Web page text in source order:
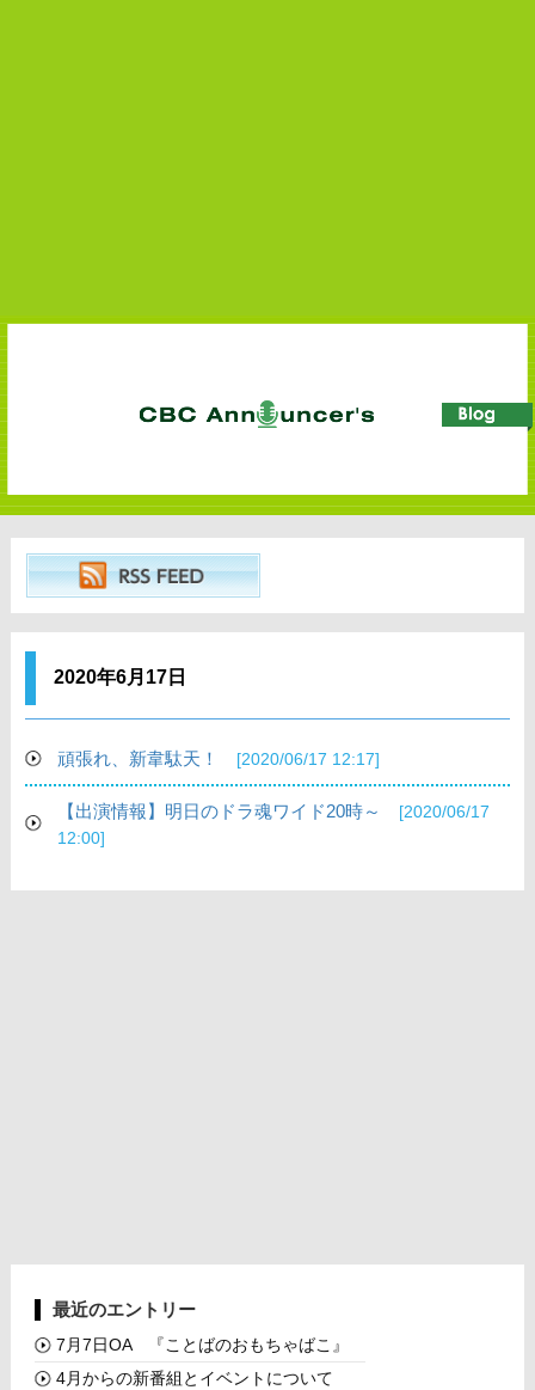
2020年6月17日
頑張れ、新韋駄天！ [2020/06/17 12:17]
【出演情報】明日のドラ魂ワイド20時～
[2020/06/17
12:00]
最近のエントリー
7月7日OA 『ことばのおもちゃばこ』
4月からの新番組とイベントについて